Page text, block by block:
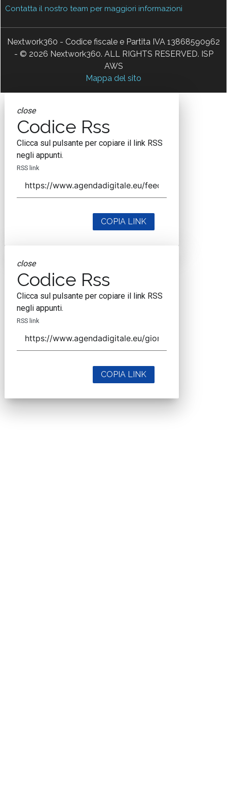
Contatta il nostro team per maggiori informazioni
Nextwork360 - Codice fiscale e Partita IVA 13868590962
- © 2026 Nextwork360. ALL RIGHTS RESERVED. ISP
AWS
Mappa del sito
close
Codice Rss
Clicca sul pulsante per copiare il link RSS
negli appunti.
RSS link
COPIA LINK
close
Codice Rss
Clicca sul pulsante per copiare il link RSS
negli appunti.
RSS link
COPIA LINK